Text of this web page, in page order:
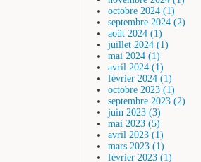
octobre 2024 (1)
septembre 2024 (2)
août 2024 (1)
juillet 2024 (1)
mai 2024 (1)
avril 2024 (1)
février 2024 (1)
octobre 2023 (1)
septembre 2023 (2)
juin 2023 (3)
mai 2023 (5)
avril 2023 (1)
mars 2023 (1)
février 2023 (1)